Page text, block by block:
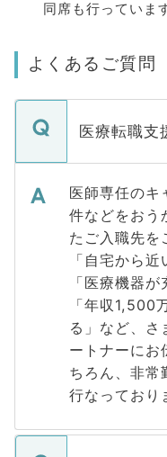
同席も行っていま
よくあるご質問
医療転職支
医師専任のキ
件などをおう
たご入職先を
「自宅から
「医療機器
「年収1,500
る」など、さ
ートナーにお
ちろん、非常
行なっており